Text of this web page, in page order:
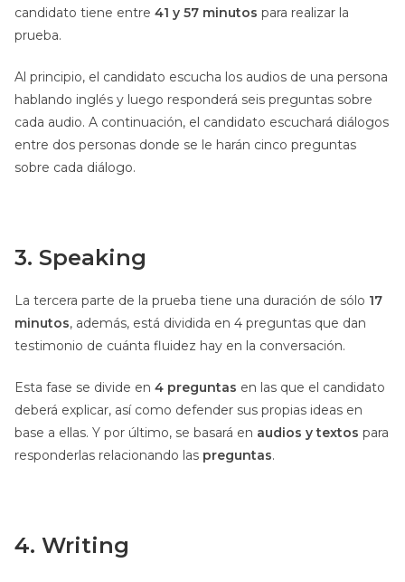
candidato tiene entre 41 y 57 minutos para realizar la
prueba.
Al principio, el candidato escucha los audios de una persona
hablando inglés y luego responderá seis preguntas sobre
cada audio. A continuación, el candidato escuchará diálogos
entre dos personas donde se le harán cinco preguntas
sobre cada diálogo.
3. Speaking
La tercera parte de la prueba tiene una duración de sólo 17
minutos, además, está dividida en 4 preguntas que dan
testimonio de cuánta fluidez hay en la conversación.
Esta fase se divide en 4 preguntas en las que el candidato
deberá explicar, así como defender sus propias ideas en
base a ellas. Y por último, se basará en audios y textos para
responderlas relacionando las preguntas.
4. Writing